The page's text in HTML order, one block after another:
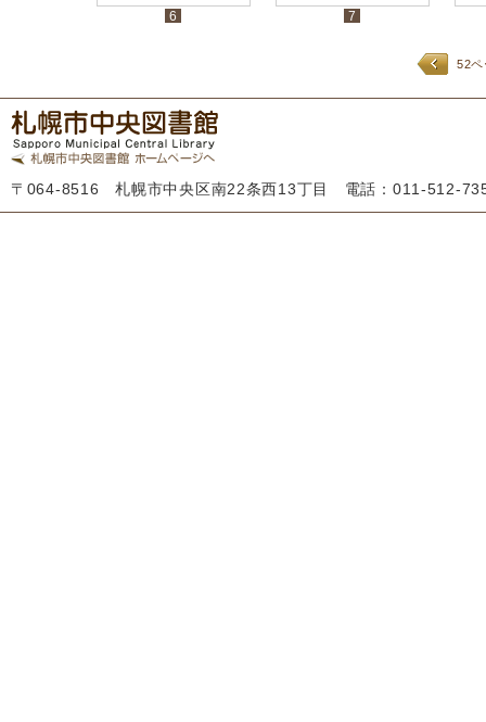
6 7
52ペ
〒064-8516 札幌市中央区南22条西13丁目 電話：011-512-